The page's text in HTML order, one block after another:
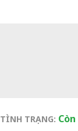
TÌNH TRẠNG: